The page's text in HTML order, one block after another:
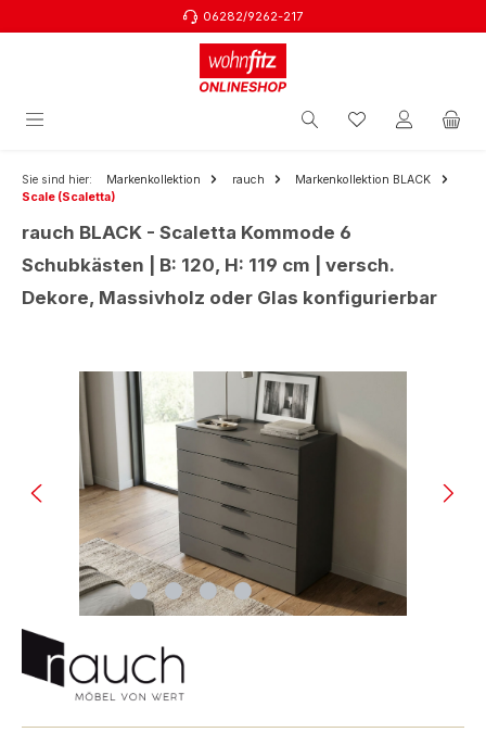
06282/9262-217
Sie sind hier: Markenkollektion rauch
Markenkollektion BLACK
Scale (Scaletta)
rauch BLACK - Scaletta Kommode 6
Schubkästen | B: 120, H: 119 cm | versch.
Dekore, Massivholz oder Glas konfigurierbar
Bildergalerie überspringen